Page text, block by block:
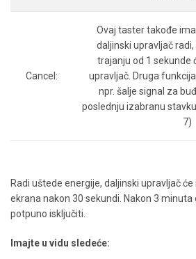
Cancel:
Ovaj taster takođe
daljinski upravljač
trajanju od 1 sekunde
upravljač. Druga
npr. šalje signal za
poslednju izabranu
7)
Radi uštede energije, daljinski upravljač
ekrana nakon 30 sekundi. Nakon 3 minuta
potpuno isključiti.
Imajte u vidu sledeće: